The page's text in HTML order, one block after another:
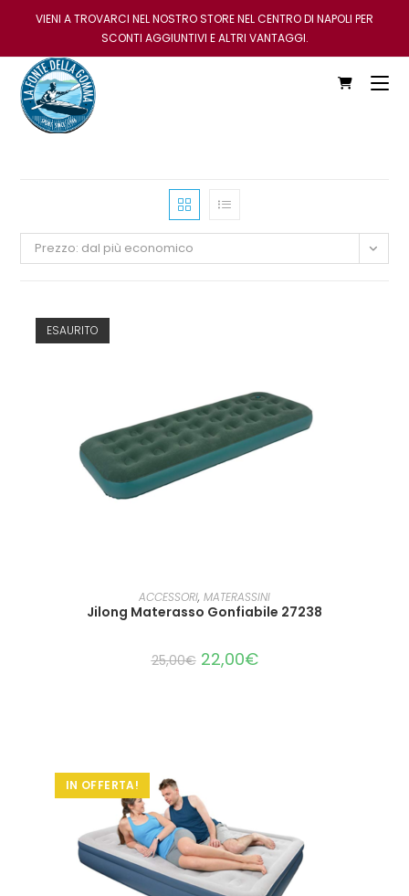
VIENI A TROVARCI NEL NOSTRO STORE NEL CENTRO DI NAPOLI PER
SCONTI AGGIUNTIVI E ALTRI VANTAGGI.
Prezzo: dal più economico
ESAURITO
LEGGI TUTTO
ACCESSORI, MATERASSINI
Jilong Materasso Gonfiabile 27238
25,00€ 22,00€
IN OFFERTA!